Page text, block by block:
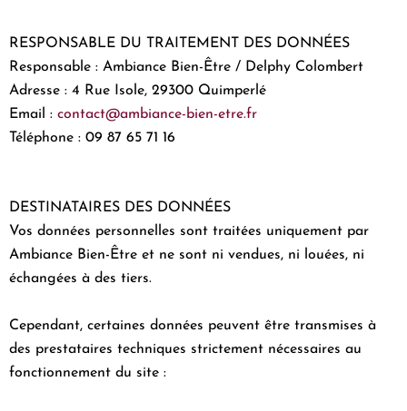
RESPONSABLE DU TRAITEMENT DES DONNÉES
Responsable : Ambiance Bien-Être / Delphy Colombert
Adresse : 4 Rue Isole, 29300 Quimperlé
Email : contact@ambiance-bien-etre.fr
Téléphone : 09 87 65 71 16
DESTINATAIRES DES DONNÉES
Vos données personnelles sont traitées uniquement par
Ambiance Bien-Être et ne sont ni vendues, ni louées, ni
échangées à des tiers.
Cependant, certaines données peuvent être transmises à
des prestataires techniques strictement nécessaires au
fonctionnement du site :